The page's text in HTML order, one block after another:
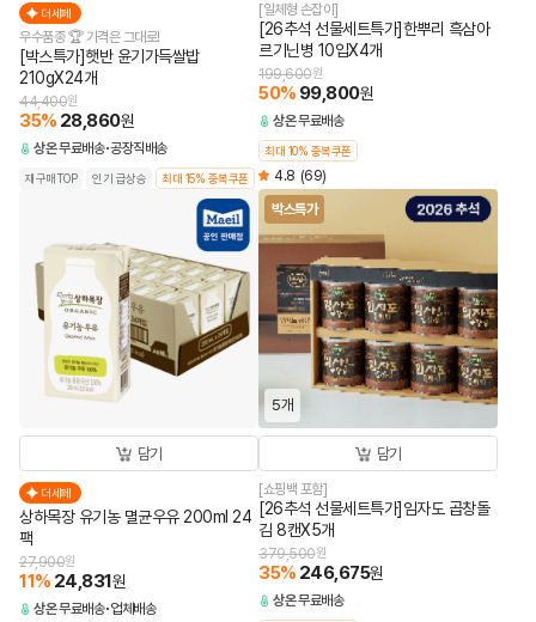
더세페
우수품종 🏆 가격은 그대로!
[박스특가]햇반 윤기가득쌀밥
210gX24개
44,400원
35% 28,860원
상온무료배송 공장직배송
재구매TOP 인기 급상승 최대 15% 중복쿠폰
[일체형 손잡이]
[26추석 선물세트특가]한뿌리 흑삼아
르기닌병 10입X4개
199,600원
50% 99,800원
상온무료배송
최대 10% 중복쿠폰
4.8 (69)
담기
더세페
상하목장 유기농 멸균우유 200ml 24
팩
27,900원
11% 24,831원
상온무료배송 업체배송
박스특가
5개
담기
[쇼핑백 포함]
[26추석 선물세트특가]임자도 곱창돌
김 8캔X5개
379,500원
35% 246,675원
상온무료배송